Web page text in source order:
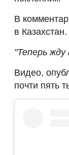
В
в Казахстан.
"Теперь жду
Видео,
почти пять